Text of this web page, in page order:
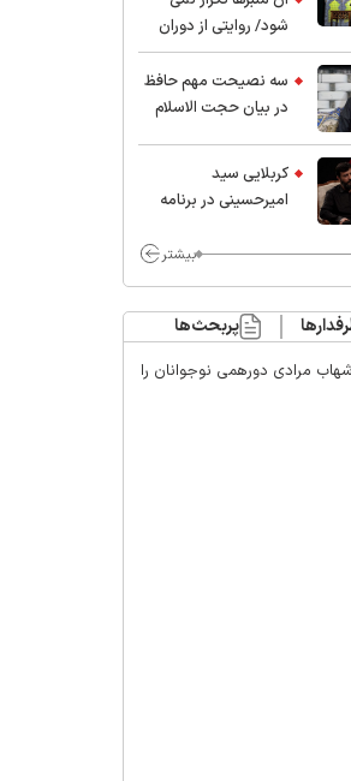
شود/ روایتی از دوران
کودکی و نوجوانی این
واعظ بزرگ و نویسنده و
پژوهشگر جهان اسلام
سه نصیحت مهم حافظ
در بیان حجت الاسلام
کربلایی سید
امیر‌حسینی در برنامه
محسن چاوشی چه
مراقب ماست/ مردم
دهن تفرقه افکنان بزنند
بیشتر
پربحث‌ها
شهاب مرادی دورهمی نوجوانان را